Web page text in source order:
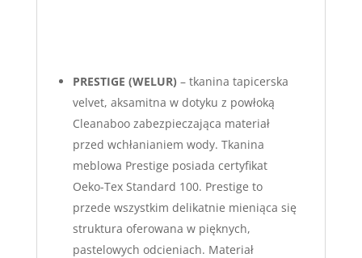
PRESTIGE (WELUR) – tkanina tapicerska
velvet, aksamitna w dotyku z powłoką
Cleanaboo zabezpieczająca materiał
przed wchłanianiem wody. Tkanina
meblowa Prestige posiada certyfikat
Oeko-Tex Standard 100. Prestige to
przede wszystkim delikatnie mieniąca się
struktura oferowana w pięknych,
pastelowych odcieniach. Materiał